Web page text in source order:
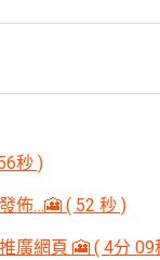
秒 )
佈…🎦 ( 52 秒 )
廣網頁 🎦 ( 4分 09